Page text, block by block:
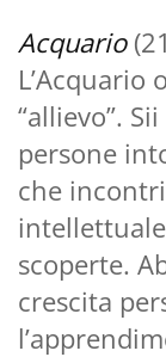
Acquario
L’Acquario
“allievo”.
persone
che
scoperte.
crescita